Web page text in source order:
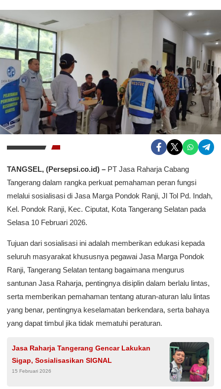
TANGSEL, (Persepsi.co.id) – PT Jasa Raharja Cabang
Tangerang dalam rangka perkuat pemahaman peran fungsi
melalui sosialisasi di Jasa Marga Pondok Ranji, Jl Tol Pd. Indah,
Kel. Pondok Ranji, Kec. Ciputat, Kota Tangerang Selatan pada
Selasa 10 Februari 2026.
Tujuan dari sosialisasi ini adalah memberikan edukasi kepada
seluruh masyarakat khususnya pegawai Jasa Marga Pondok
Ranji, Tangerang Selatan tentang bagaimana mengurus
santunan Jasa Raharja, pentingnya disiplin dalam berlalu lintas,
serta memberikan pemahaman tentang aturan-aturan lalu lintas
yang benar, pentingnya keselamatan berkendara, serta bahaya
yang dapat timbul jika tidak mematuhi peraturan.
Jasa Raharja Tangerang Gencar Lakukan
Sigap, Sosialisasikan SIGNAL
15 Februari 2026